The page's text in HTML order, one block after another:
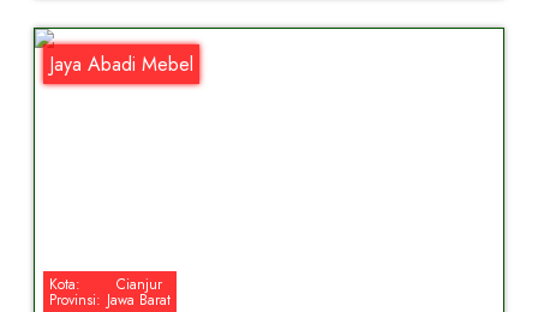
Jaya Abadi Mebel
Kota: Cianjur
Provinsi: Jawa Barat